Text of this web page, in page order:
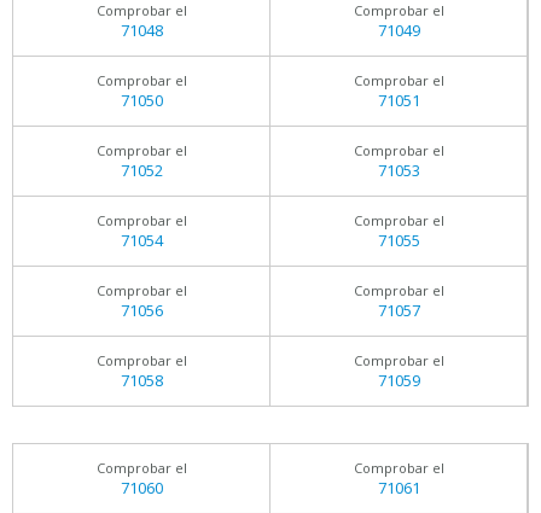
Comprobar el
71048
Comprobar el
71049
Comprobar el
71050
Comprobar el
71051
Comprobar el
71052
Comprobar el
71053
Comprobar el
71054
Comprobar el
71055
Comprobar el
71056
Comprobar el
71057
Comprobar el
71058
Comprobar el
71059
Comprobar el
71060
Comprobar el
71061